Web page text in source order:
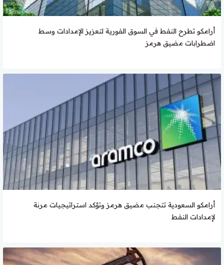
أرامكو تطرح النفط في السوق الفورية لتعزيز الإمدادات وسط
اضطرابات مضيق هرمز
أرامكو السعودية تتجنب مضيق هرمز وتؤكد استراتيجيات مرنة
لإمدادات النفط